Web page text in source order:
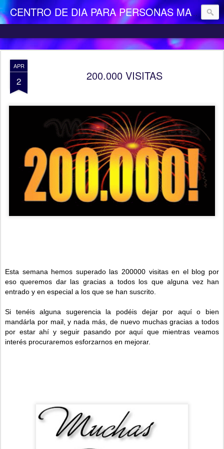
CENTRO DE DIA PARA PERSONAS MAYORES DEPENDIENTES "LA CAMOCHA"
APR
2 200.000 VISITAS
Esta semana hemos superado las 200000 visitas en el blog por
eso queremos dar las gracias a todos los que alguna vez han
entrado y en especial a los que se han suscrito.
Si tenéis alguna sugerencia la podéis dejar por aquí o bien
mandárla por mail, y nada más, de nuevo muchas gracias a todos
por estar ahí y seguir pasando por aquí que mientras veamos
interés procuraremos esforzarnos en mejorar.